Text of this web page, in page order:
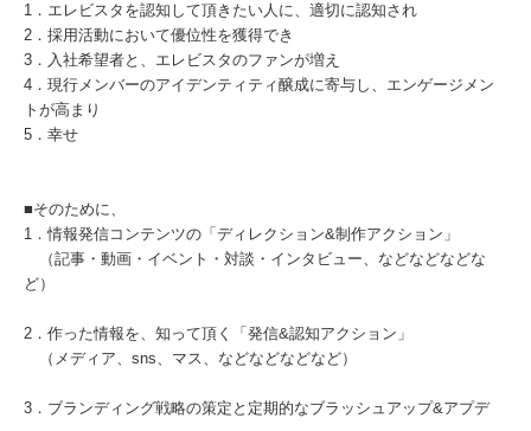
1．エレビスタを認知して頂きたい人に、適切に認知され
2．採用活動において優位性を獲得でき
3．入社希望者と、エレビスタのファンが増え
4．現行メンバーのアイデンティティ醸成に寄与し、エンゲージメン
トが高まり
5．幸せ
■そのために、
1．情報発信コンテンツの「ディレクション&制作アクション」
（記事・動画・イベント・対談・インタビュー、などなどなどな
ど）
2．作った情報を、知って頂く「発信&認知アクション」
（メディア、sns、マス、などなどなどなど）
3．ブランディング戦略の策定と定期的なブラッシュアップ&アプデ